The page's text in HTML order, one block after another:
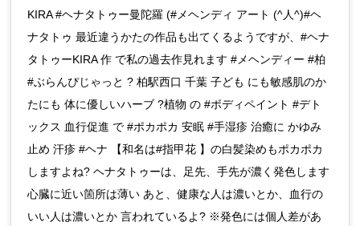
KIRA #ヘナタトゥー曼陀羅 (#メヘンディ アート (^人^)#ヘ
ナタトゥ 最近違うかたの作品も出てくるようですが、#ヘナ
タトゥーKIRA 作 で私の過去作見れます #メヘンディー #柏
#ぶらんぴじゃっと ? 柏駅西口 千葉 子ども にも敏感肌のか
たにも 体に優しいハーブ ?植物 の #ボディペイント #デト
ックス 血行促進 で #ポカポカ 安眠 #手湿疹 治癒に かゆみ
止め 汗疹 #ヘナ 【和名は#指甲花 】の白髪染めもポカポカ
しますよね? ヘナタトゥーは、足先、手先が濃く発色します
心臓に近い箇所は薄い あと、健康な人は濃いとか、血行の
いい人は濃いとか 言われているよ? ※発色には個人差があ